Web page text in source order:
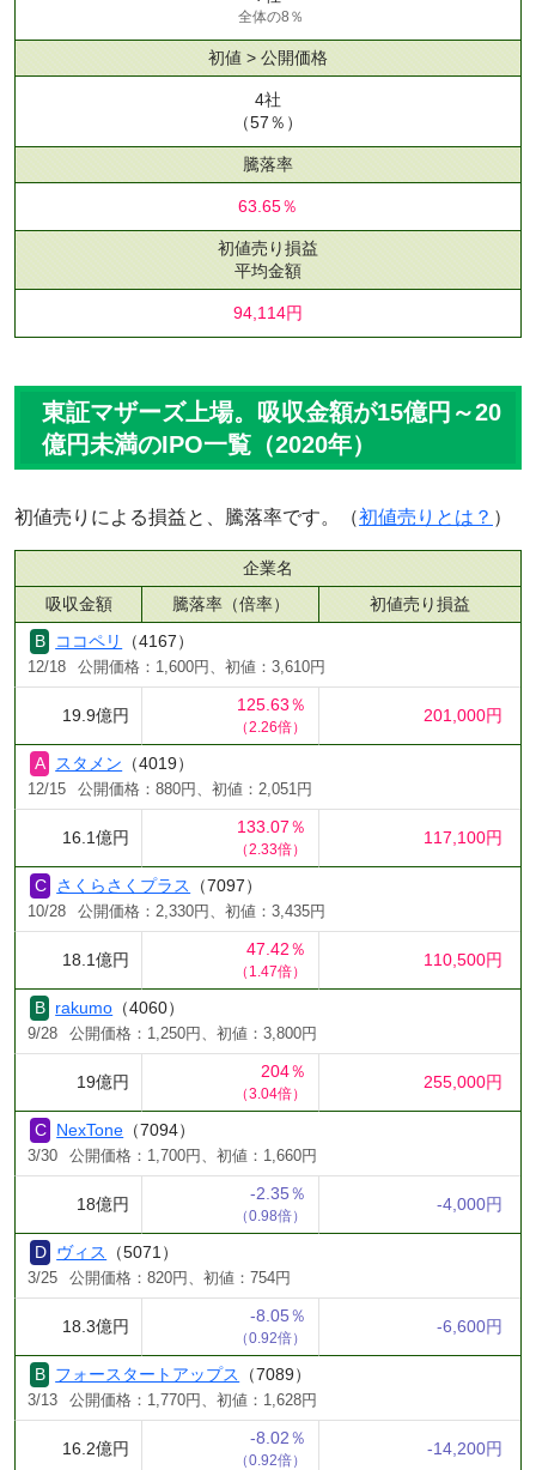
全体の8％
初値 > 公開価格
4社
（57％）
騰落率
63.65％
初値売り損益
平均金額
94,114円
東証マザーズ上場。吸収金額が15億円～20
億円未満のIPO一覧（2020年）
初値売りによる損益と、騰落率です。（初値売りとは？ ）
企業名
吸収金額
騰落率（倍率）
初値売り損益
ココペリ
（4167）
12/18 公開価格：1,600円、初値：3,610円
19.9億円
125.63％
（2.26倍）
201,000円
スタメン （4019）
12/15 公開価格：880円、初値：2,051円
16.1億円
133.07％
（2.33倍）
117,100円
さくらさくプラス （7097）
10/28 公開価格：2,330円、初値：3,435円
18.1億円
47.42％
（1.47倍）
110,500円
rakumo （4060）
9/28 公開価格：1,250円、初値：3,800円
19億円
204％
（3.04倍）
255,000円
NexTone （7094）
3/30 公開価格：1,700円、初値：1,660円
18億円
-2.35％
（0.98倍）
-4,000円
ヴィス （5071）
3/25 公開価格：820円、初値：754円
18.3億円
-8.05％
（0.92倍）
-6,600円
フォースタートアップス （7089）
3/13 公開価格：1,770円、初値：1,628円
16.2億円
-8.02％
（0.92倍）
-14,200円